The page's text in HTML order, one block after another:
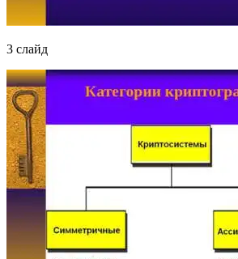
3 слайд